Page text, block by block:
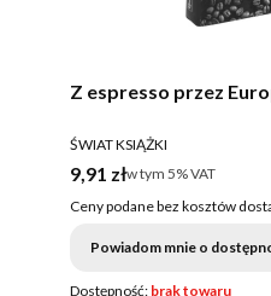
Z espresso przez
PRODUCENT
ŚWIAT KSIĄŻKI
Cena brutto
9,91 złw tym %s VAT
w tym 5%VAT
Ceny podane bez kosztów
Powiadom mnie o
Dostępność: brak towaru